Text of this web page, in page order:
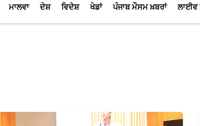
ਮਾਲਵਾ ਦੇਸ਼ ਵਿਦੇਸ਼ ਖੇਡਾਂ ਪੰਜਾਬ ਮੌਸਮ ਖ਼ਬਰਾਂ ਲਾਈਵ